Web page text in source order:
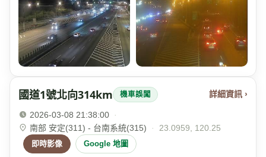
國道1號北向314km 機車誤闖 詳細資訊 ›
2026-03-08 21:38:00
·
南部 安定(311) - 台南系統(315)
· 23.0959, 120.25
即時影像 Google 地圖